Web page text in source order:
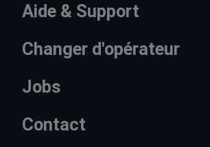
Aide & Support
Changer d'opérateur
Jobs
Contact